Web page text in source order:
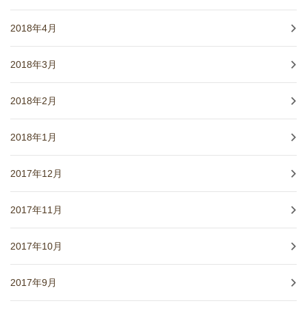
2018年4月
2018年3月
2018年2月
2018年1月
2017年12月
2017年11月
2017年10月
2017年9月